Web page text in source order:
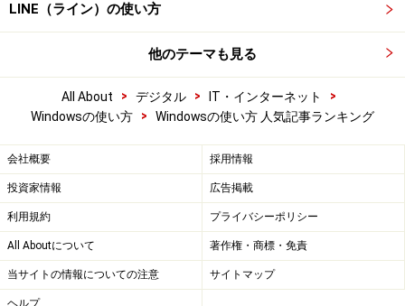
LINE（ライン）の使い方
他のテーマも見る
All About > デジタル > IT・インターネット
>
Windowsの使い方
> Windowsの使い方 人気記事ランキング
会社概要 採用情報
投資家情報 広告掲載
利用規約 プライバシーポリシー
All Aboutについて 著作権・商標・免責
当サイトの情報についての注意 サイトマップ
ヘルプ